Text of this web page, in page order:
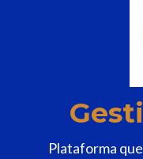
Plataforma